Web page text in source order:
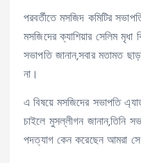
পরবর্তীতে মসজিদ কমিটির
মসজিদের ক্যাশিয়ার সেলিম মৃধা
সভাপতি জানান,সবার মতামত
না।
এ বিষয়ে মসজিদের সভাপতি
চাইলে মুসল্লীগন জানান,তিনি
পদত্যাগ কেন করেছেন আমরা সে